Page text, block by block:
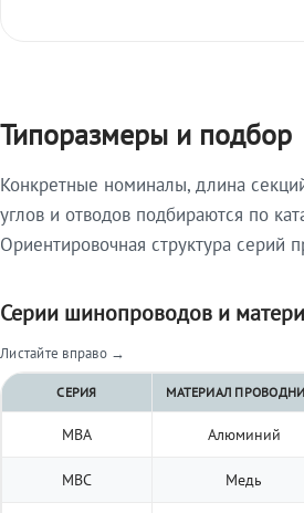
Типоразмеры и подбор
Конкретные номиналы, длина
углов и отводов подбираются по
Ориентировочная структура серий
Серии шинопроводов и
Листайте вправо →
СЕРИЯ МАТЕРИАЛ
МВА Алюминий
МВС Медь